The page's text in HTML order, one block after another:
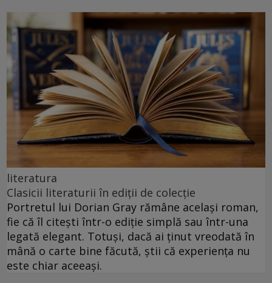
literatura
Clasicii literaturii în ediții de colecție
Portretul lui Dorian Gray rămâne același roman,
fie că îl citești într-o ediție simplă sau într-una
legată elegant. Totuși, dacă ai ținut vreodată în
mână o carte bine făcută, știi că experiența nu
este chiar aceeași.